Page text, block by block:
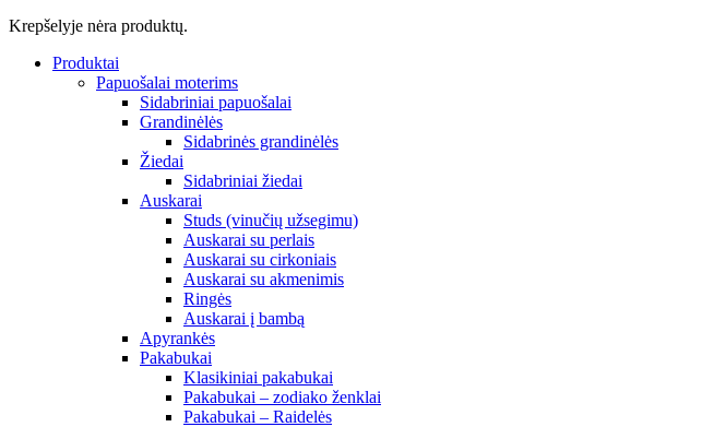
Krepšelyje nėra produktų.
Produktai
Papuošalai moterims
Sidabriniai papuošalai
Grandinėlės
Sidabrinės grandinėlės
Žiedai
Sidabriniai žiedai
Auskarai
Studs (vinučių užsegimu)
Auskarai su perlais
Auskarai su cirkoniais
Auskarai su akmenimis
Ringės
Auskarai į bambą
Apyrankės
Pakabukai
Klasikiniai pakabukai
Pakabukai – zodiako ženklai
Pakabukai – Raidelės